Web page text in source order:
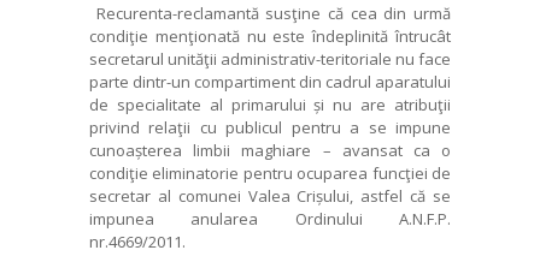
Recurenta-reclamantă susţine că cea din urmă
condiţie menţionată nu este îndeplinită întrucât
secretarul unităţii administrativ-teritoriale nu face
parte dintr-un compartiment din cadrul aparatului
de specialitate al primarului și nu are atribuţii
privind relaţii cu publicul pentru a se impune
cunoașterea limbii maghiare – avansat ca o
condiţie eliminatorie pentru ocuparea funcţiei de
secretar al comunei Valea Crișului, astfel că se
impunea anularea Ordinului A.N.F.P.
nr.4669/2011.